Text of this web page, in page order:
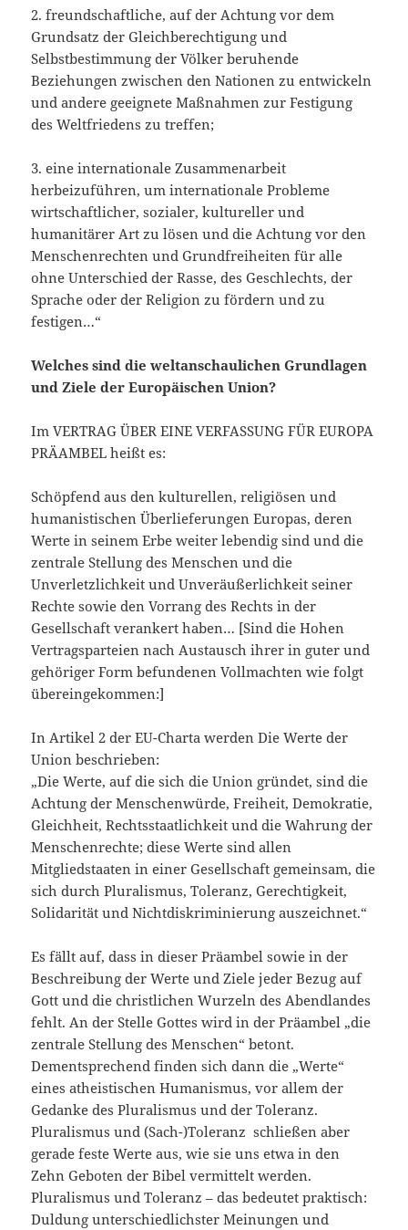
2. freundschaftliche, auf der Achtung vor dem
Grundsatz der Gleichberechtigung und
Selbstbestimmung der Völker beruhende
Beziehungen zwischen den Nationen zu entwickeln
und andere geeignete Maßnahmen zur Festigung
des Weltfriedens zu treffen;
3. eine internationale Zusammenarbeit
herbeizuführen, um internationale Probleme
wirtschaftlicher, sozialer, kultureller und
humanitärer Art zu lösen und die Achtung vor den
Menschenrechten und Grundfreiheiten für alle
ohne Unterschied der Rasse, des Geschlechts, der
Sprache oder der Religion zu fördern und zu
festigen…“
Welches sind die weltanschaulichen Grundlagen
und Ziele der Europäischen Union?
Im VERTRAG ÜBER EINE VERFASSUNG FÜR EUROPA
PRÄAMBEL heißt es:
Schöpfend aus den kulturellen, religiösen und
humanistischen Überlieferungen Europas, deren
Werte in seinem Erbe weiter lebendig sind und die
zentrale Stellung des Menschen und die
Unverletzlichkeit und Unveräußerlichkeit seiner
Rechte sowie den Vorrang des Rechts in der
Gesellschaft verankert haben… [Sind die Hohen
Vertragsparteien nach Austausch ihrer in guter und
gehöriger Form befundenen Vollmachten wie folgt
übereingekommen:]
In Artikel 2 der EU-Charta werden Die Werte der
Union beschrieben:
„Die Werte, auf die sich die Union gründet, sind die
Achtung der Menschenwürde, Freiheit, Demokratie,
Gleichheit, Rechtsstaatlichkeit und die Wahrung der
Menschenrechte; diese Werte sind allen
Mitgliedstaaten in einer Gesellschaft gemeinsam, die
sich durch Pluralismus, Toleranz, Gerechtigkeit,
Solidarität und Nichtdiskriminierung auszeichnet.“
Es fällt auf, dass in dieser Präambel sowie in der
Beschreibung der Werte und Ziele jeder Bezug auf
Gott und die christlichen Wurzeln des Abendlandes
fehlt. An der Stelle Gottes wird in der Präambel „die
zentrale Stellung des Menschen“ betont.
Dementsprechend finden sich dann die „Werte“
eines atheistischen Humanismus, vor allem der
Gedanke des Pluralismus und der Toleranz.
Pluralismus und (Sach-)Toleranz schließen aber
gerade feste Werte aus, wie sie uns etwa in den
Zehn Geboten der Bibel vermittelt werden.
Pluralismus und Toleranz – das bedeutet praktisch:
Duldung unterschiedlichster Meinungen und